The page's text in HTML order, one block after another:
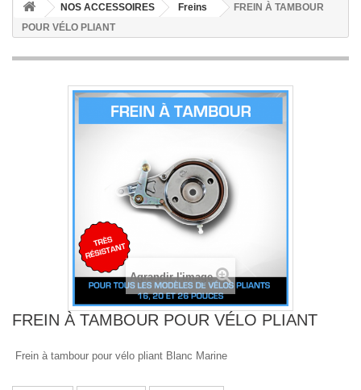
NOS ACCESSOIRES Freins
FREIN À TAMBOUR
POUR VÉLO PLIANT
Agrandir l'image
FREIN À TAMBOUR POUR VÉLO PLIANT
Frein à tambour pour vélo pliant Blanc Marine